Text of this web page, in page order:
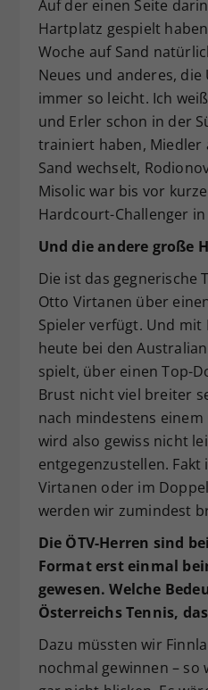
Auf der einen Seite
Hartplatz gespielt
Woche auf Sand
Neues und anderes,
immer so leicht. Ich
und Erler schon in der
trainiert haben, Miedler
Sand wechselt,
Misolic war bis vor
Hardcourt-Challenger
Und die andere große
Die ist das gegnerische
Otto Virtanen über
Spieler verfügt. Und
heute bei den
spielt, über einen Top-
Brust nicht viel breiter
nach mindestens einem
wird also gewiss nicht
entgegenzustellen. Fakt
Virtanen oder im
werden wir zumindest
Die ÖTV-Herren sind
Format erst einmal
gewesen. Welche
Österreichs Tennis,
Dazu müssten wir
nochmal gewinnen –